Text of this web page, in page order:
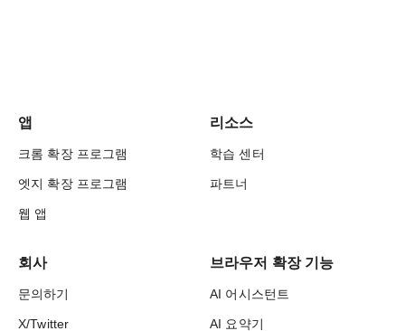
앱
크롬 확장 프로그램
엣지 확장 프로그램
웹 앱
리소스
학습 센터
파트너
회사
문의하기
X/Twitter
브라우저 확장 기능
AI 어시스턴트
AI 요약기